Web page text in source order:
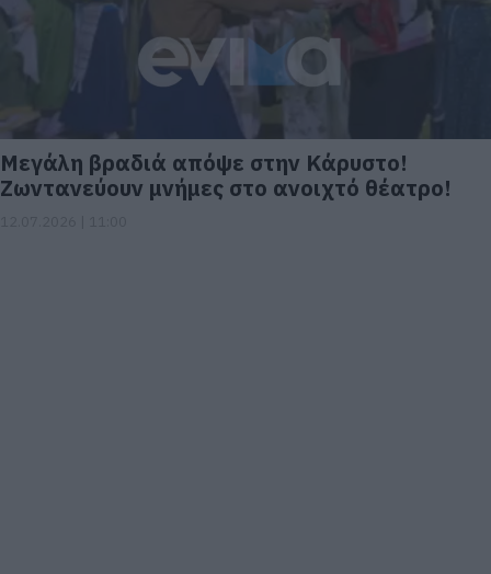
Μεγάλη βραδιά απόψε στην Κάρυστο!
Ζωντανεύουν μνήμες στο ανοιχτό θέατρο!